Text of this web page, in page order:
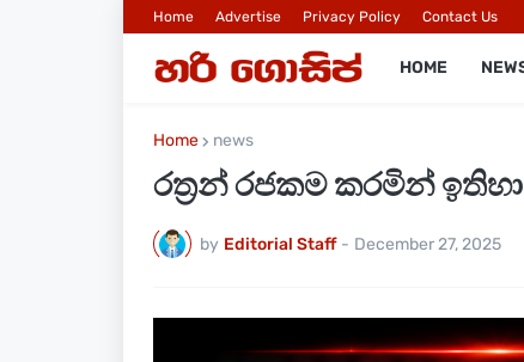
Home Advertise Privacy Policy Contact Us
HOME
Home news
රත්‍රන් රජකම කරමින්
by Editorial Staff - December 27, 2025